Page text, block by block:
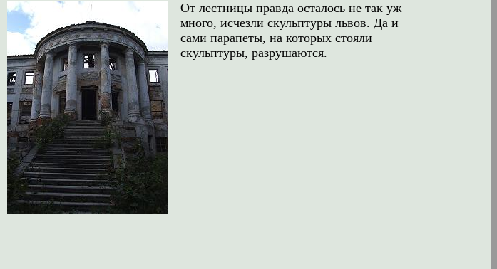
От лестницы правда осталось не так уж
много, исчезли скульптуры львов. Да и
сами парапеты, на которых стояли
скульптуры, разрушаются.